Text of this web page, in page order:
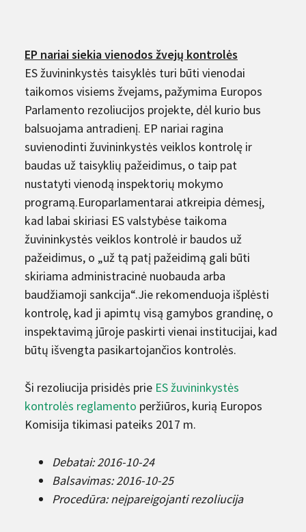
EP nariai siekia vienodos žvejų kontrolės
ES žuvininkystės taisyklės turi būti vienodai
taikomos visiems žvejams, pažymima Europos
Parlamento rezoliucijos projekte, dėl kurio bus
balsuojama antradienį. EP nariai ragina
suvienodinti žuvininkystės veiklos kontrolę ir
baudas už taisyklių pažeidimus, o taip pat
nustatyti vienodą inspektorių mokymo
programą.Europarlamentarai atkreipia dėmesį,
kad labai skiriasi ES valstybėse taikoma
žuvininkystės veiklos kontrolė ir baudos už
pažeidimus, o „už tą patį pažeidimą gali būti
skiriama administracinė nuobauda arba
baudžiamoji sankcija“.Jie rekomenduoja išplėsti
kontrolę, kad ji apimtų visą gamybos grandinę, o
inspektavimą jūroje paskirti vienai institucijai, kad
būtų išvengta pasikartojančios kontrolės.
Ši rezoliucija prisidės prie ES žuvininkystės
kontrolės reglamento peržiūros, kurią Europos
Komisija tikimasi pateiks 2017 m.
Debatai: 2016-10-24
Balsavimas: 2016-10-25
Procedūra: neįpareigojanti rezoliucija